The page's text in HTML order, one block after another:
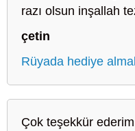
razı olsun inşallah
çetin
Rüyada hediye
Çok teşekkür